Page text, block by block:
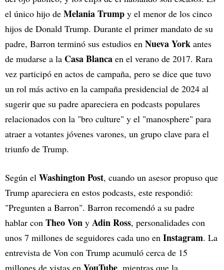
el único hijo de Melania Trump y el menor de los cinco
hijos de Donald Trump. Durante el primer mandato de su
padre, Barron terminó sus estudios en Nueva York antes
de mudarse a la Casa Blanca en el verano de 2017. Rara
vez participó en actos de campaña, pero se dice que tuvo
un rol más activo en la campaña presidencial de 2024 al
sugerir que su padre apareciera en podcasts populares
relacionados con la "bro culture" y el "manosphere" para
atraer a votantes jóvenes varones, un grupo clave para el
triunfo de Trump.
Según el Washington Post, cuando un asesor propuso que
Trump apareciera en estos podcasts, este respondió:
"Pregunten a Barron". Barron recomendó a su padre
hablar con Theo Von y Adin Ross, personalidades con
unos 7 millones de seguidores cada uno en Instagram. La
entrevista de Von con Trump acumuló cerca de 15
millones de vistas en
, mientras que la